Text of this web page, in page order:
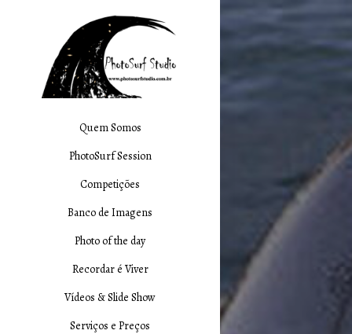
Quem Somos
PhotoSurf Session
Competições
Banco de Imagens
Photo of the day
Recordar é Viver
Vídeos & Slide Show
Serviços e Preços